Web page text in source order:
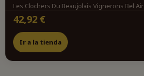
Les Clochers Du Beaujolais Vignerons Bel Air
42,92 €
Ir a la tienda